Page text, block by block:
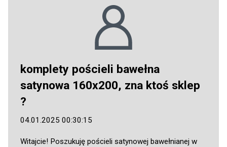
komplety pościeli bawełna
satynowa 160x200, zna ktoś sklep
?
04.01.2025 00:30:15
Witajcie! Poszukuję pościeli satynowej bawełnianej w